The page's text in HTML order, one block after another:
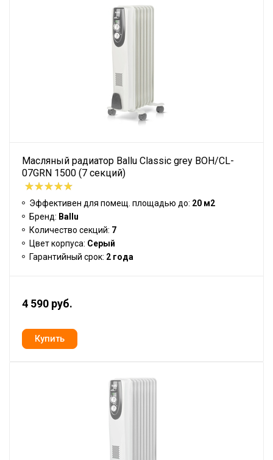
Масляный радиатор Ballu Classic grey BOH/CL-
07GRN 1500 (7 секций)
Эффективен для помещ. площадью до: 20 м2
Бренд: Ballu
Количество секций: 7
Цвет корпуса: Серый
Гарантийный срок: 2 года
4 590 руб.